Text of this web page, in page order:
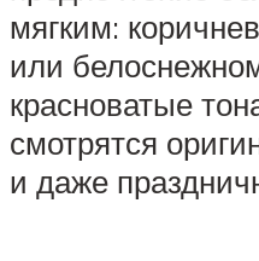
мягким:
или
красноватые
смотрятся
и даже